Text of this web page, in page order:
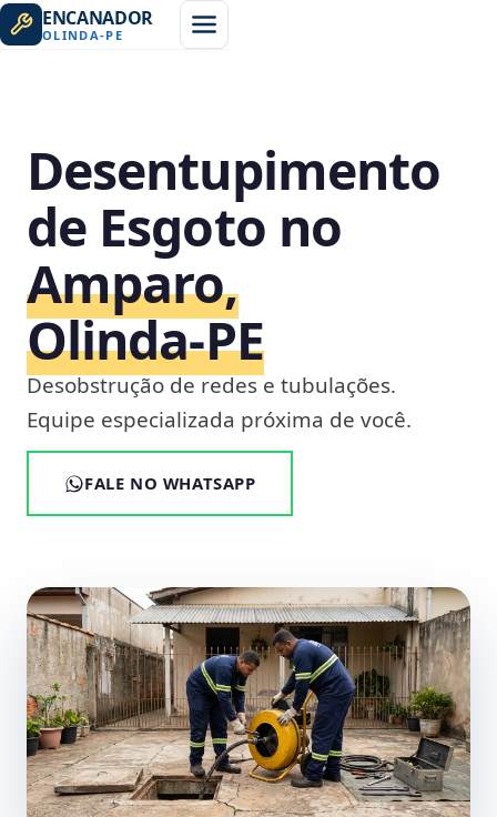
ENCANADOR
OLINDA-PE
Desentupimento
de Esgoto no
Amparo,
Olinda‑PE
Desobstrução de redes e tubulações.
Equipe especializada próxima de você.
FALE NO WHATSAPP